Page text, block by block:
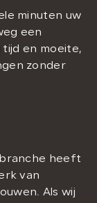
minuten uw
een
en moeite,
zonder
heeft
van
Als wij